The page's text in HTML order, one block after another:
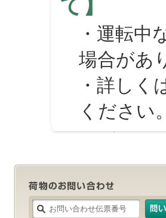
て】
・運転中
場合があ
・詳しく
ください。